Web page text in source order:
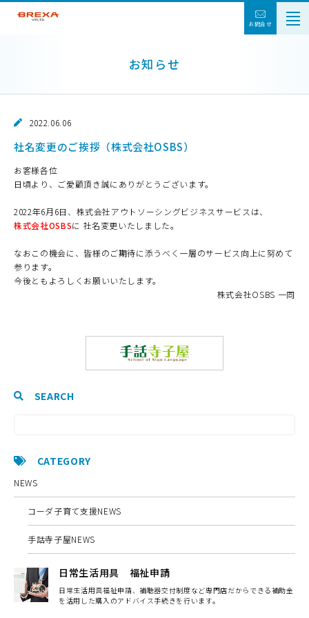
お問合せ
お知らせ
2022.06.06
社名変更のご挨拶（株式会社OSBS）
お客様各位
日頃より、ご愛顧頂き誠にありがとうございます。
2022年6月6日、 株式会社アウトソーシングビジネスサービス は、
株式会社OSBSに 社名変更いたしました。
なおこの機会に、皆様のご期待に添うべく一層のサービス向上に努めて
参ります。
今後ともよろしくお願いいたします。
株式会社OSBS 一同
SEARCH
CATEGORY
NEWS
コーダ子育て支援NEWS
手話寺子屋NEWS
日常生活用具 福祉申請
日常生活用具福祉申請、補聴器交付制度など専門店だからできる補助金
を活用した購入のアドバイス手続きを行います。